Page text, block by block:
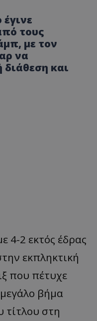
τους
με τον
να
και
4-2 εκτός έδρας
εκπληκτική
που πέτυχε
βήμα
τίτλου στη